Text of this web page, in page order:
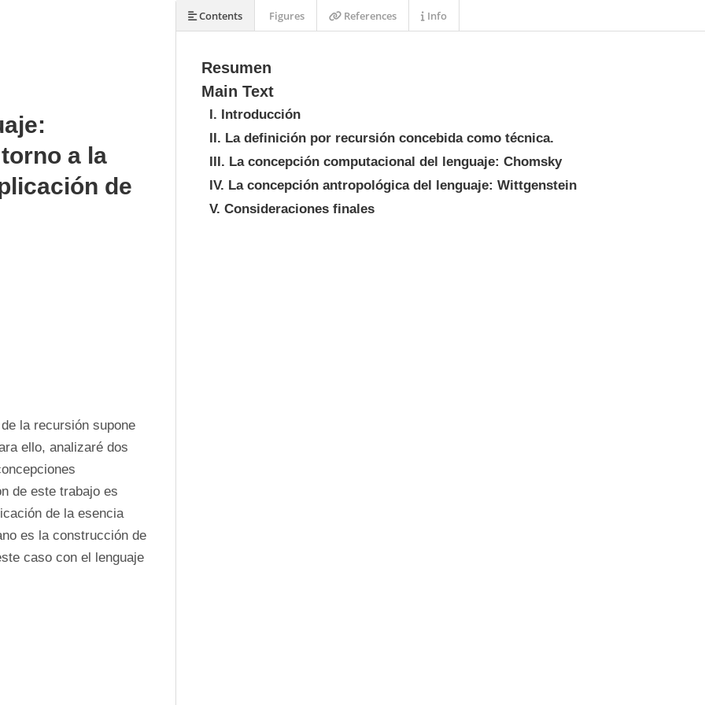
a la
de
la recursión supone
ello, analizaré dos
de este trabajo es
de la esencia
es la construcción de
caso con el lenguaje
Resumen
Main Text
I. Introducción
II. La definición por recursión concebida como técnica.
III. La concepción computacional del lenguaje: Chomsky
IV. La concepción antropológica del lenguaje: Wittgenstein
V. Consideraciones finales
Contents Figures References Info